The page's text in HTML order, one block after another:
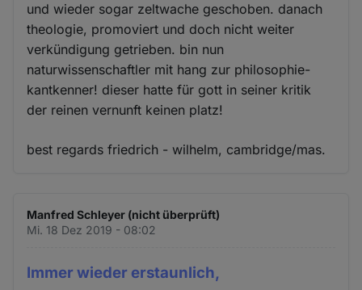
und wieder sogar zeltwache geschoben. danach
theologie, promoviert und doch nicht weiter
verkündigung getrieben. bin nun
naturwissenschaftler mit hang zur philosophie-
kantkenner! dieser hatte für gott in seiner kritik
der reinen vernunft keinen platz!
best regards friedrich - wilhelm, cambridge/mas.
Manfred Schleyer (nicht überprüft)
Mi. 18 Dez 2019 - 08:02
Immer wieder erstaunlich,
und
Cookies